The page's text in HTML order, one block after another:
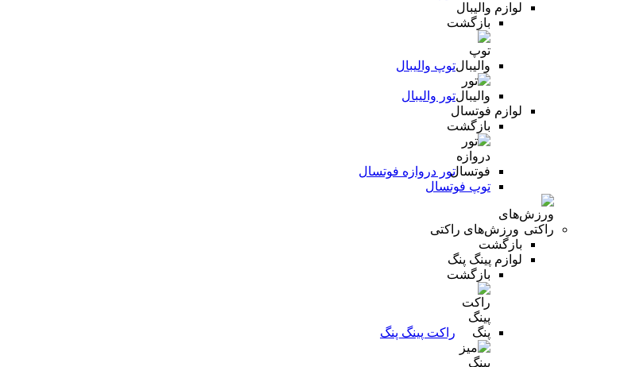
لوازم والیبال
بازگشت
توپ والیبال
تور والیبال
لوازم فوتسال
بازگشت
تور دروازه فوتسال
توپ فوتسال
ورزش‌های راکتی
بازگشت
لوازم پینگ پنگ
بازگشت
راکت پینگ پنگ